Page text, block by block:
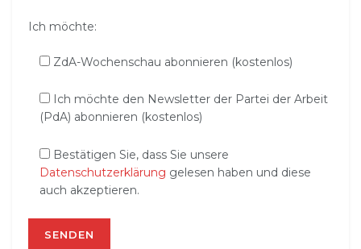
Ich möchte:
ZdA-Wochenschau abonnieren (kostenlos)
Ich möchte den Newsletter der Partei der Arbeit
(PdA) abonnieren (kostenlos)
Bestätigen Sie, dass Sie unsere
Datenschutzerklärung gelesen haben und diese
auch akzeptieren.